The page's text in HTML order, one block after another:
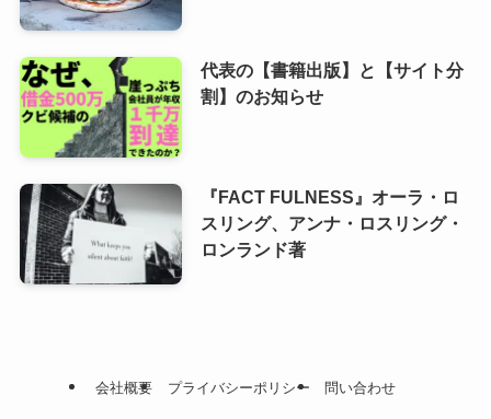
代表の【書籍出版】と【サイト分
割】のお知らせ
『FACT FULNESS』オーラ・ロ
スリング、アンナ・ロスリング・
ロンランド著
会社概要 プライバシーポリシー 問い合わせ